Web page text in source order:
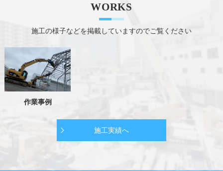
施工の様子などを掲載していますのでご覧ください
WORKS
作業事例
施工実績へ